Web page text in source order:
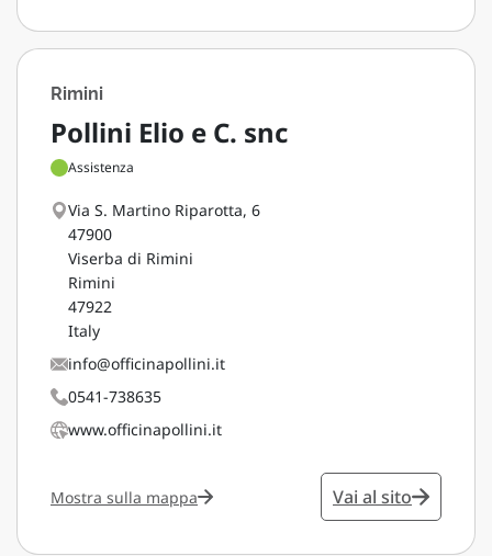
Rimini
Pollini Elio e C. snc
Assistenza
Via S. Martino Riparotta, 6
47900
Viserba di Rimini
Rimini
47922
Italy
info@officinapollini.it
0541-738635
www.officinapollini.it
Mostra sulla mappa Vai al sito